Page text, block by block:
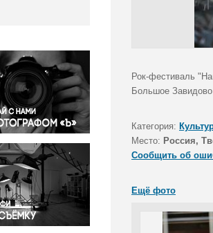
среда
и конфликты
жизнь
и бизнес
Рок-фестиваль
Большое
Категория:
Место: Россия,
Сообщить об
Ещё фото